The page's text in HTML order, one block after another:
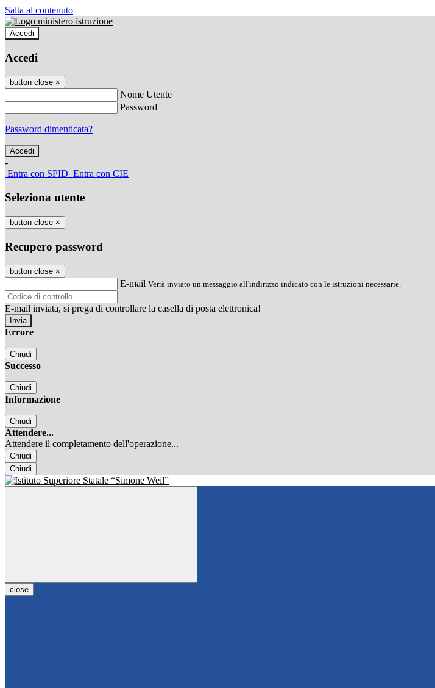
Salta al contenuto
Accedi
Accedi
button close ×
Nome Utente
Password
Password dimenticata?
-
Entra con SPID Entra con CIE
Seleziona utente
button close ×
Recupero password
button close ×
E-mail Verrà inviato un messaggio all'indirizzo indicato con le istruzioni necessarie.
E-mail inviata, si prega di controllare la casella di posta elettronica!
Errore
Chiudi
Successo
Chiudi
Informazione
Chiudi
Attendere...
Attendere il completamento dell'operazione...
Chiudi
Chiudi
close